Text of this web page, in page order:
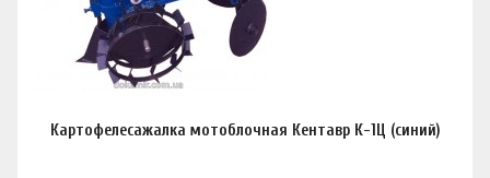
Картофелесажалка мотоблочная Кентавр К-1Ц (синий)